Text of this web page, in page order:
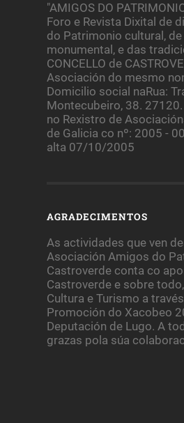
"AMIGOS DO
Foro e Revista Dixital de
do Patrimonio cultural,
monumental, e das
CONCELLO de
Asociación do mesmo
Domicilio social naRua:
Montecubeiro, 38.
no Rexistro de
de Galicia co nº: 2005 -
alta 07/10/2005
AGRADECIMENTOS
As actividades que ven
Asociación Amigos do
Castroverde conta co
Castroverde e sobre
Cultura e Turismo a
Promoción do Xacobeo
Deputación de Lugo. A
grazas pola súa